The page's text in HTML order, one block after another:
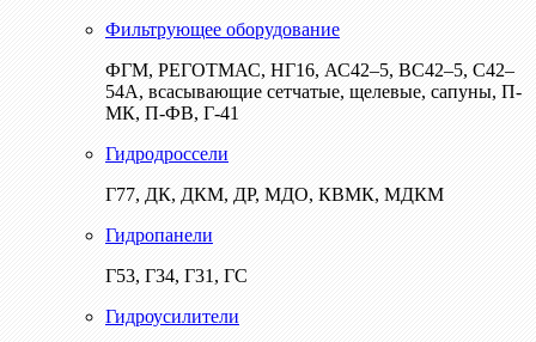
Фильтрующее оборудование
ФГМ, РЕГОТМАС, НГ16, АС42–5, ВС42–5, С42–
54А, всасывающие сетчатые, щелевые, сапуны, П-
МК, П-ФВ, Г-41
Гидродроссели
Г77, ДК, ДКМ, ДР, МДО, КВМК, МДКМ
Гидропанели
Г53, Г34, Г31, ГС
Гидроусилители